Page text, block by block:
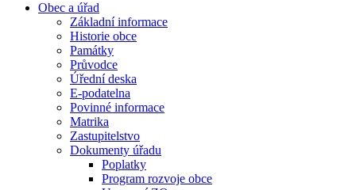
Obec a úřad
Základní informace
Historie obce
Památky
Průvodce
Úřední deska
E-podatelna
Povinné informace
Matrika
Zastupitelstvo
Dokumenty úřadu
Poplatky
Program rozvoje obce